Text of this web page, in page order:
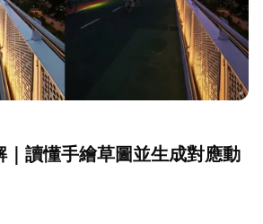
｜讀懂手繪草圖並生成對應動